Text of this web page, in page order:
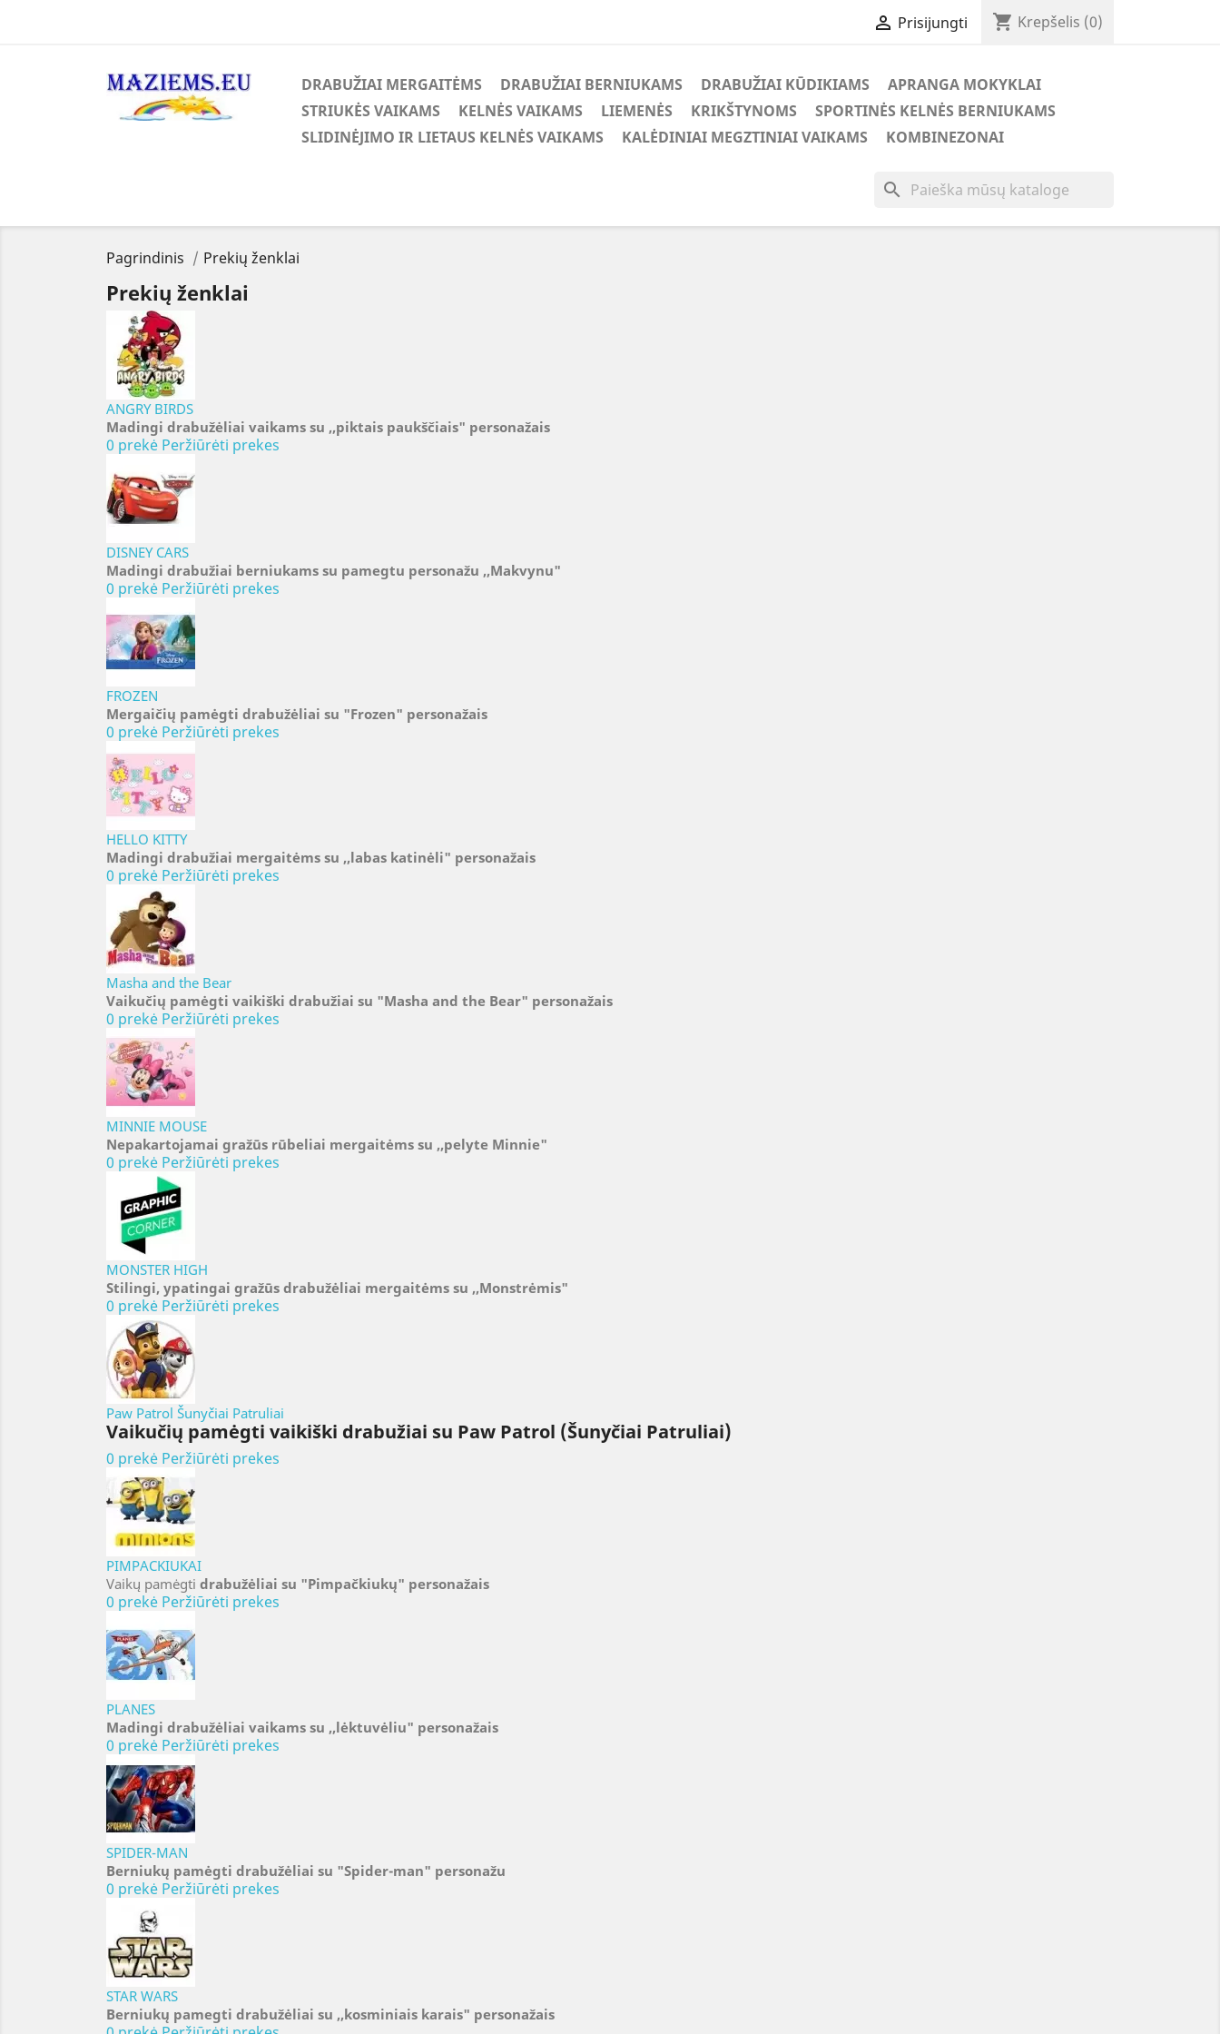
 Prisijungti shopping_cart Krepšelis (0)
DRABUŽIAI MERGAITĖMS DRABUŽIAI BERNIUKAMS DRABUŽIAI KŪDIKIAMS
APRANGA MOKYKLAI
STRIUKĖS VAIKAMS
KELNĖS VAIKAMS LIEMENĖS KRIKŠTYNOMS
SPORTINĖS KELNĖS BERNIUKAMS
SLIDINĖJIMO IR LIETAUS KELNĖS VAIKAMS
KALĖDINIAI MEGZTINIAI VAIKAMS KOMBINEZONAI
search
Pagrindinis Prekių ženklai
Prekių ženklai
ANGRY BIRDS
Madingi drabužėliai vaikams su ,,piktais paukščiais" personažais
0 prekė Peržiūrėti prekes
DISNEY CARS
Madingi drabužiai berniukams su pamegtu personažu ,,Makvynu"
0 prekė Peržiūrėti prekes
FROZEN
Mergaičių pamėgti drabužėliai su "Frozen" personažais
0 prekė Peržiūrėti prekes
HELLO KITTY
Madingi drabužiai mergaitėms su ,,labas katinėli" personažais
0 prekė Peržiūrėti prekes
Masha and the Bear
Vaikučių pamėgti vaikiški drabužiai su "Masha and the Bear" personažais
0 prekė Peržiūrėti prekes
MINNIE MOUSE
Nepakartojamai gražūs rūbeliai mergaitėms su ,,pelyte Minnie"
0 prekė Peržiūrėti prekes
MONSTER HIGH
Stilingi, ypatingai gražūs drabužėliai mergaitėms su ,,Monstrėmis"
0 prekė Peržiūrėti prekes
Paw Patrol Šunyčiai Patruliai
Vaikučių pamėgti vaikiški drabužiai su Paw Patrol (Šunyčiai Patruliai)
0 prekė Peržiūrėti prekes
PIMPACKIUKAI
Vaikų pamėgti drabužėliai su "Pimpačkiukų" personažais
0 prekė Peržiūrėti prekes
PLANES
Madingi drabužėliai vaikams su ,,lėktuvėliu" personažais
0 prekė Peržiūrėti prekes
SPIDER-MAN
Berniukų pamėgti drabužėliai su "Spider-man" personažu
0 prekė Peržiūrėti prekes
STAR WARS
Berniukų pamegti drabužėliai su ,,kosminiais karais" personažais